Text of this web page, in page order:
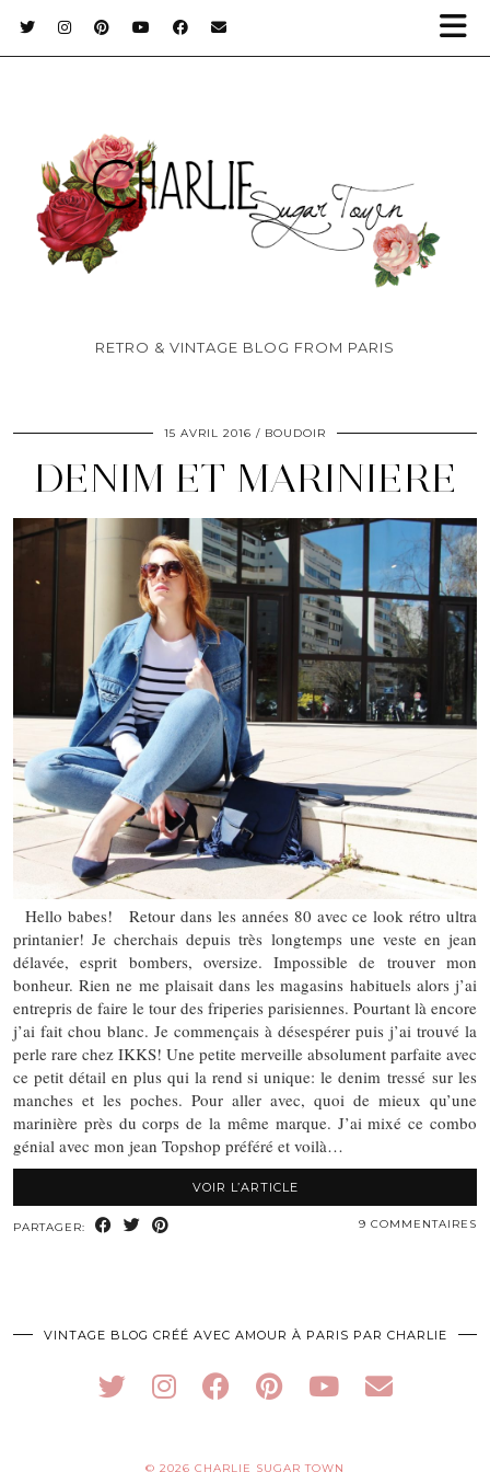
RETRO & VINTAGE BLOG FROM PARIS
15 AVRIL 2016 BOUDOIR
DENIM ET MARINIERE
Hello babes! Retour dans les années 80 avec ce look rétro ultra
printanier! Je cherchais depuis très longtemps une veste en jean
délavée, esprit bombers, oversize. Impossible de trouver mon
bonheur. Rien ne me plaisait dans les magasins habituels alors j’ai
entrepris de faire le tour des friperies parisiennes. Pourtant là encore
j’ai fait chou blanc. Je commençais à désespérer puis j’ai trouvé la
perle rare chez IKKS! Une petite merveille absolument parfaite avec
ce petit détail en plus qui la rend si unique: le denim tressé sur les
manches et les poches. Pour aller avec, quoi de mieux qu’une
marinière près du corps de la même marque. J’ai mixé ce combo
génial avec mon jean Topshop préféré et voilà…
VOIR L’ARTICLE
PARTAGER: 9 COMMENTAIRES
VINTAGE BLOG CRÉÉ AVEC AMOUR À PARIS PAR CHARLIE
© 2026 CHARLIE SUGAR TOWN